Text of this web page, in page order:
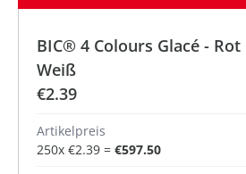
BIC® 4 Colours Glacé - Rot
Weiß
€2.39
Artikelpreis
250x €2.39 = €597.50